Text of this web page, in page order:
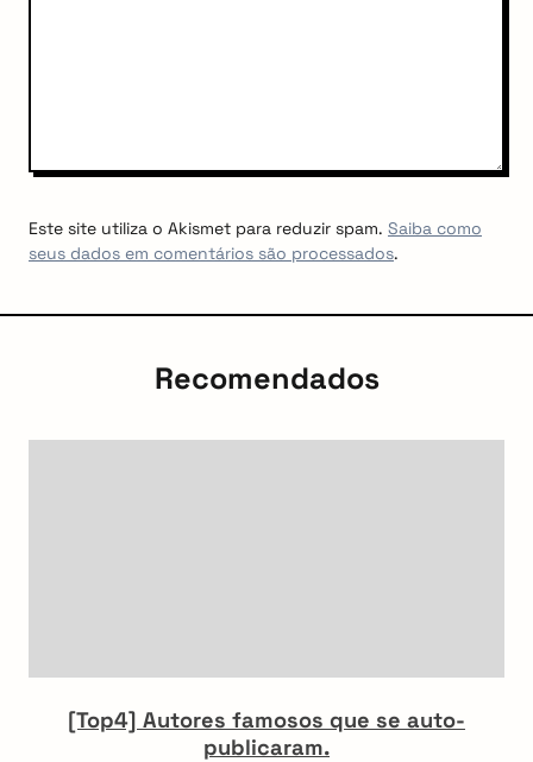
Este site utiliza o Akismet para reduzir spam. Saiba como
seus dados em comentários são processados.
Recomendados
[Top4] Autores famosos que se auto-
publicaram.